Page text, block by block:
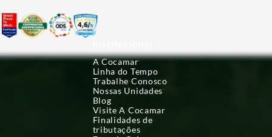
A Cocamar
Linha do Tempo
Trabalhe Conosco
Nossas Unidades
Blog
Visite A Cocamar
Finalidades de
tributações